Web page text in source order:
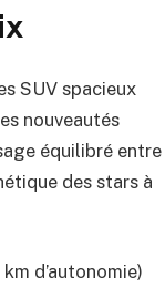
SUV spacieux
nouveautés
équilibré entre
des stars à
d’autonomie)